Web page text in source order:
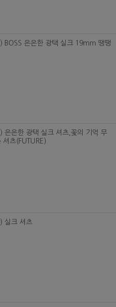
BOSS 은은한 광택 실크 19mm 땡땡
은은한 광택 실크 셔츠,꽃의 기억 무
셔츠(FUTURE)
실크 셔츠